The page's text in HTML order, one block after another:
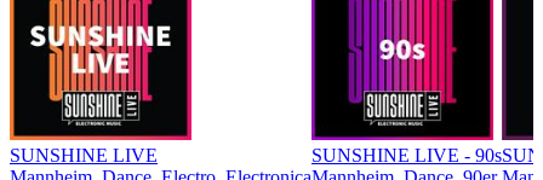
SUNSHINE LIVE
SUNSHINE LIVE - 90s